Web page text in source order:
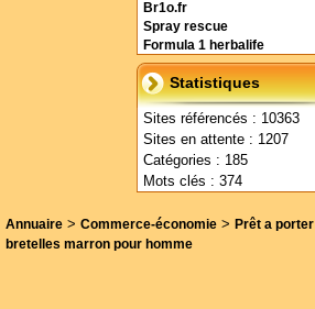
Br1o.fr
Spray rescue
Formula 1 herbalife
Statistiques
Sites référencés : 10363
Sites en attente : 1207
Catégories : 185
Mots clés : 374
Annuaire > Commerce-économie > Prêt a porter
bretelles marron pour homme